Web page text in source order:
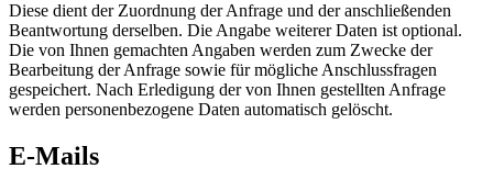
Diese dient der Zuordnung der Anfrage und der anschließenden
Beantwortung derselben. Die Angabe weiterer Daten ist optional.
Die von Ihnen gemachten Angaben werden zum Zwecke der
Bearbeitung der Anfrage sowie für mögliche Anschlussfragen
gespeichert. Nach Erledigung der von Ihnen gestellten Anfrage
werden personenbezogene Daten automatisch gelöscht.
E-Mails